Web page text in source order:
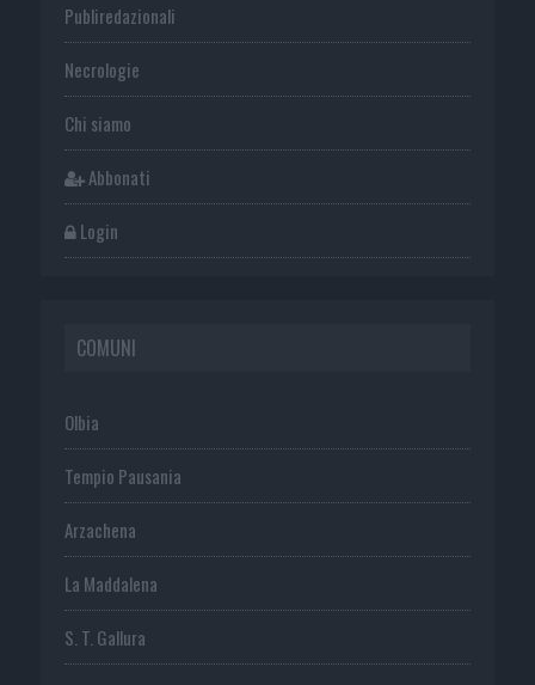
Publiredazionali
Necrologie
Chi siamo
Abbonati
Login
COMUNI
Olbia
Tempio Pausania
Arzachena
La Maddalena
S. T. Gallura